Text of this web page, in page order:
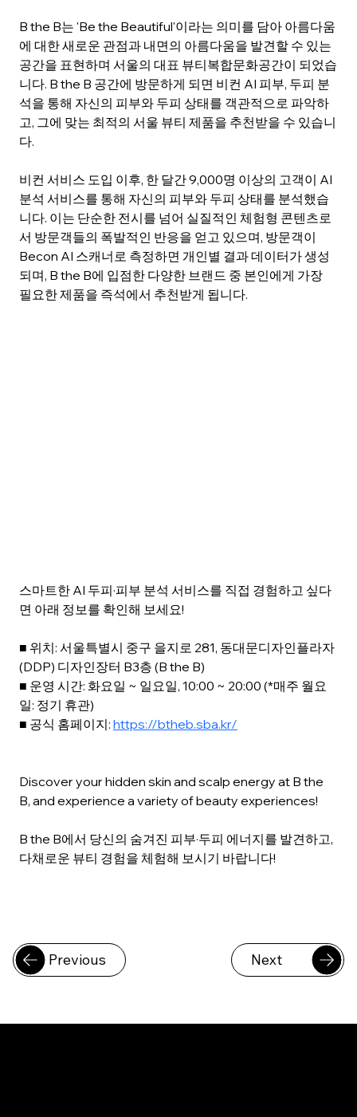
B the B는 'Be the Beautiful'이라는 의미를 담아 아름다움
에 대한 새로운 관점과 내면의 아름다움을 발견할 수 있는
공간을 표현하며 서울의 대표 뷰티복합문화공간이 되었습
니다. B the B 공간에 방문하게 되면 비컨 AI 피부, 두피 분
석을 통해 자신의 피부와 두피 상태를 객관적으로 파악하
고, 그에 맞는 최적의 서울 뷰티 제품을 추천받을 수 있습니
다.
비컨 서비스 도입 이후, 한 달간 9,000명 이상의 고객이 AI
분석 서비스를 통해 자신의 피부와 두피 상태를 분석했습
니다. 이는 단순한 전시를 넘어 실질적인 체험형 콘텐츠로
서 방문객들의 폭발적인 반응을 얻고 있으며, 방문객이
Becon AI 스캐너로 측정하면 개인별 결과 데이터가 생성
되며, B the B에 입점한 다양한 브랜드 중 본인에게 가장
필요한 제품을 즉석에서 추천받게 됩니다.
스마트한 AI 두피·피부 분석 서비스를 직접 경험하고 싶다
면 아래 정보를 확인해 보세요!
■ 위치: 서울특별시 중구 을지로 281, 동대문디자인플라자
(DDP) 디자인장터 B3층 (B the B)
■ 운영 시간: 화요일 ~ 일요일, 10:00 ~ 20:00 (*매주 월요
일: 정기 휴관)
■ 공식 홈페이지: https://btheb.sba.kr/
Discover your hidden skin and scalp energy at B the
B, and experience a variety of beauty experiences!
B the B에서 당신의 숨겨진 피부·두피 에너지를 발견하고,
다채로운 뷰티 경험을 체험해 보시기 바랍니다!
Previous Next